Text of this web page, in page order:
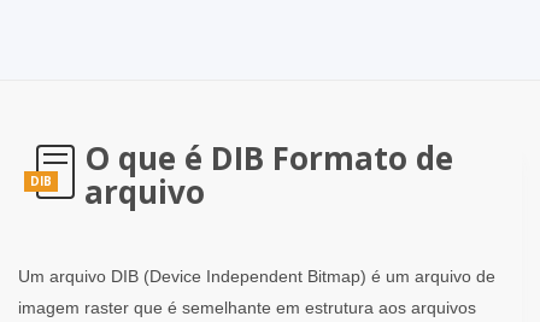
DIB
O que é DIB Formato de
arquivo
Um arquivo DIB (Device Independent Bitmap) é um arquivo de
imagem raster que é semelhante em estrutura aos arquivos